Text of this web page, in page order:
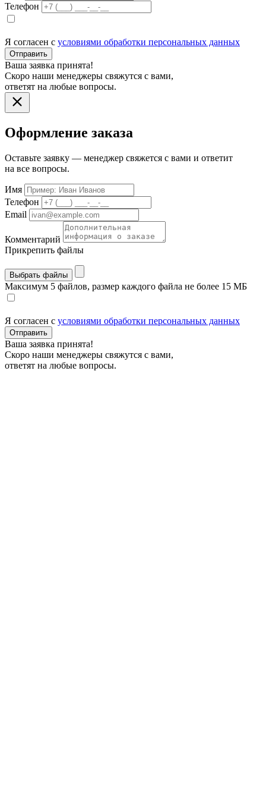
Телефон
Я согласен с условиями обработки персональных данных
Отправить
Ваша заявка принята!
Скоро наши менеджеры свяжутся с вами,
ответят на любые вопросы.
Оформление заказа
Оставьте заявку — менеджер свяжется с вами и ответит
на все вопросы.
Имя
Телефон
Email
Комментарий
Прикрепить файлы
Выбрать файлы
Максимум 5 файлов, размер каждого файла не более 15 МБ
Я согласен с условиями обработки персональных данных
Отправить
Ваша заявка принята!
Скоро наши менеджеры свяжутся с вами,
ответят на любые вопросы.